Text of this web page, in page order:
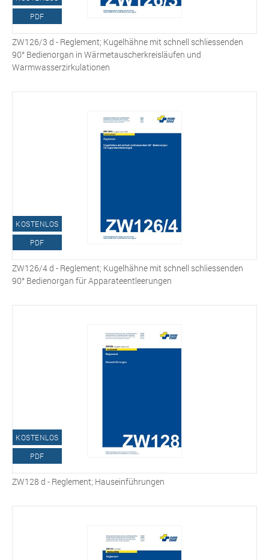
PDF
ZW126/3 d - Reglement; Kugelhähne mit schnell schliessenden
90° Bedienorgan in Wärmetauscherkreisläufen und
Warmwasserzirkulationen
KOSTENLOS
PDF
ZW126/4 d - Reglement; Kugelhähne mit schnell schliessenden
90° Bedienorgan für Apparateentleerungen
KOSTENLOS
PDF
ZW128 d - Reglement; Hauseinführungen